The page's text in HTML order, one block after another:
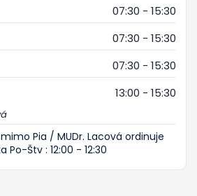
07:30 - 15:30
07:30 - 15:30
07:30 - 15:30
13:00 - 15:30
Pia / MUDr. Lacová ordinuje
Štv : 12:00 - 12:30